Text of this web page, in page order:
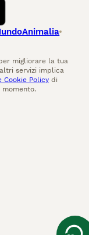
migliorare la tua
servizi implica
Cookie Policy di
momento.